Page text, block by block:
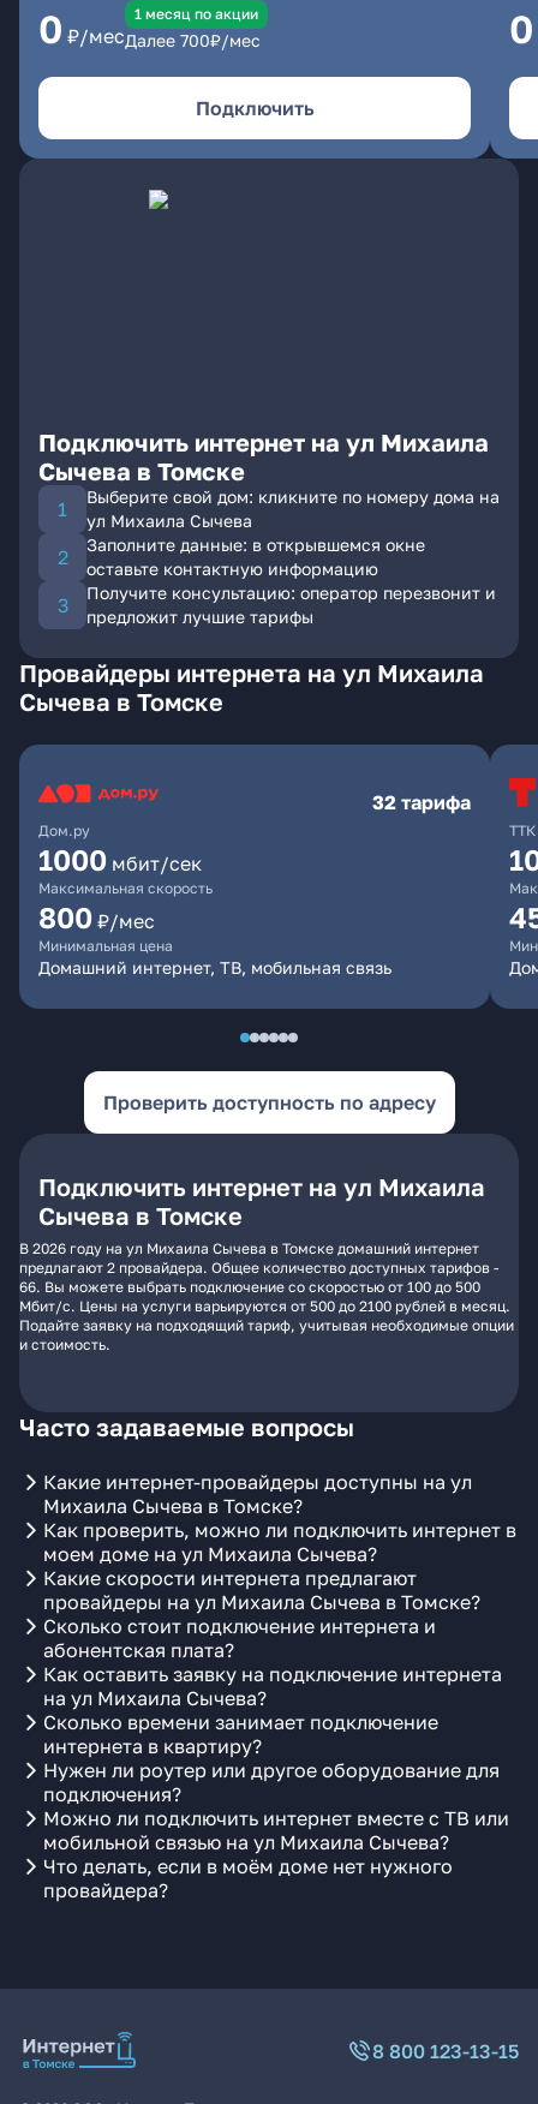
0 ₽/мес
1 месяц по акции
Далее 700₽/мес
Подключить
0
Подключить интернет на ул Михаила
Сычева в Томске
Выберите свой дом: кликните по номеру дома на
ул Михаила Сычева
Заполните данные: в открывшемся окне
оставьте контактную информацию
Получите консультацию: оператор перезвонит и
предложит лучшие тарифы
Провайдеры интернета на ул Михаила
Сычева в Томске
Дом.ру
32 тарифа
1000 мбит/сек
Максимальная скорость
800 ₽/мес
Минимальная цена
Домашний интернет, ТВ, мобильная связь
ТТК
Проверить доступность по адресу
Подключить интернет на ул Михаила
Сычева в Томске
В 2026 году на ул Михаила Сычева в Томске домашний интернет
предлагают 2 провайдера. Общее количество доступных тарифов -
66. Вы можете выбрать подключение со скоростью от 100 до 500
Мбит/с. Цены на услуги варьируются от 500 до 2100 рублей в месяц.
Подайте заявку на подходящий тариф, учитывая необходимые опции
и стоимость.
Часто задаваемые вопросы
Какие интернет-провайдеры доступны на ул
Михаила Сычева в Томске?
Как проверить, можно ли подключить интернет в
моем доме на ул Михаила Сычева?
Какие скорости интернета предлагают
провайдеры на ул Михаила Сычева в Томске?
Сколько стоит подключение интернета и
абонентская плата?
Как оставить заявку на подключение интернета
на ул Михаила Сычева?
Сколько времени занимает подключение
интернета в квартиру?
Нужен ли роутер или другое оборудование для
подключения?
Можно ли подключить интернет вместе с ТВ или
мобильной связью на ул Михаила Сычева?
Что делать, если в моём доме нет нужного
провайдера?
8 800 123-13-15